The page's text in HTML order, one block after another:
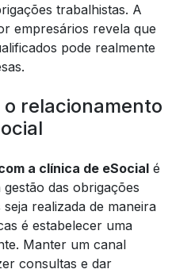
trabalhistas. A
empresários revela que
pode realmente
relacionamento
a clínica de eSocial é
das obrigações
realizada de maneira
é estabelecer uma
Manter um canal
consultas e dar